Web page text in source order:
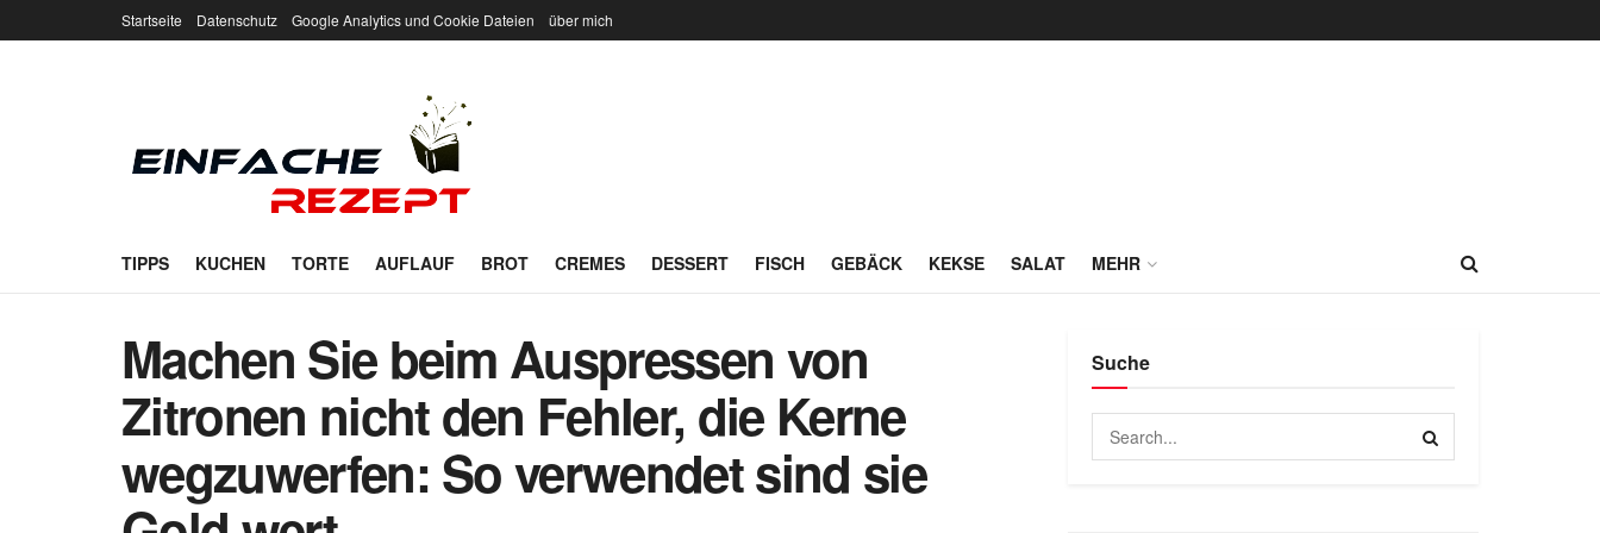
Startseite Datenschutz Google Analytics und Cookie Dateien über mich
TIPPS KUCHEN TORTE AUFLAUF BROT CREMES DESSERT FISCH GEBÄCK KEKSE SALAT MEHR
Machen Sie beim Auspressen von
Zitronen nicht den Fehler, die Kerne
wegzuwerfen: So verwendet sind sie
Suche